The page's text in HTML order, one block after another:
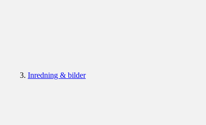
Inredning & bilder